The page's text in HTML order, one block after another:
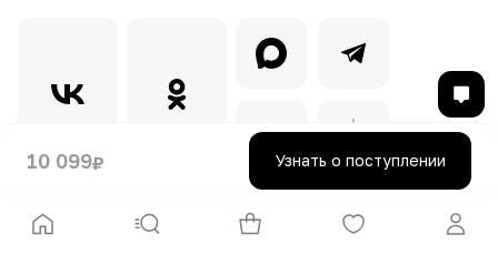
10 099₽ Узнать о поступлении